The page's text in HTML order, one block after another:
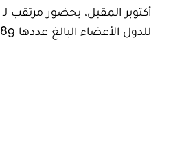
للدول الأعضاء البالغ عددها 189 دولة.